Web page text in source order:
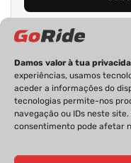
Damos valor à tua
experiências, usamos
aceder a informações do
tecnologias permite-nos
navegação ou IDs neste
consentimento pode afetar
PRIVACIDADE